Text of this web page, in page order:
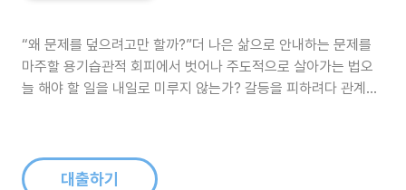
“왜 문제를 덮으려고만 할까?”더 나은 삶으로 안내하는 문제를
마주할 용기습관적 회피에서 벗어나 주도적으로 살아가는 법오
늘 해야 할 일을 내일로 미루지 않는가? 갈등을 피하려다 관계가
치료를 통해 수많은 ..
대출하기